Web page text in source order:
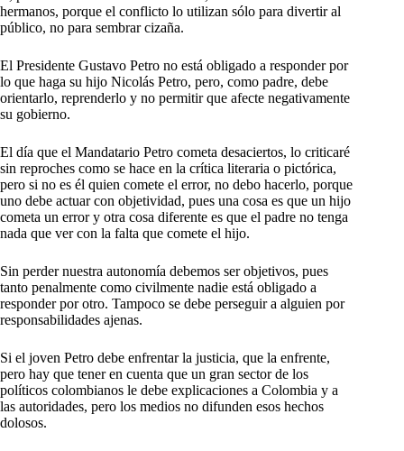
hermanos, porque el conflicto lo utilizan sólo para divertir al
público, no para sembrar cizaña.
El Presidente Gustavo Petro no está obligado a responder por
lo que haga su hijo Nicolás Petro, pero, como padre, debe
orientarlo, reprenderlo y no permitir que afecte negativamente
su gobierno.
El día que el Mandatario Petro cometa desaciertos, lo criticaré
sin reproches como se hace en la crítica literaria o pictórica,
pero si no es él quien comete el error, no debo hacerlo, porque
uno debe actuar con objetividad, pues una cosa es que un hijo
cometa un error y otra cosa diferente es que el padre no tenga
nada que ver con la falta que comete el hijo.
Sin perder nuestra autonomía debemos ser objetivos, pues
tanto penalmente como civilmente nadie está obligado a
responder por otro. Tampoco se debe perseguir a alguien por
responsabilidades ajenas.
Si el joven Petro debe enfrentar la justicia, que la enfrente,
pero hay que tener en cuenta que un gran sector de los
políticos colombianos le debe explicaciones a Colombia y a
las autoridades, pero los medios no difunden esos hechos
dolosos.